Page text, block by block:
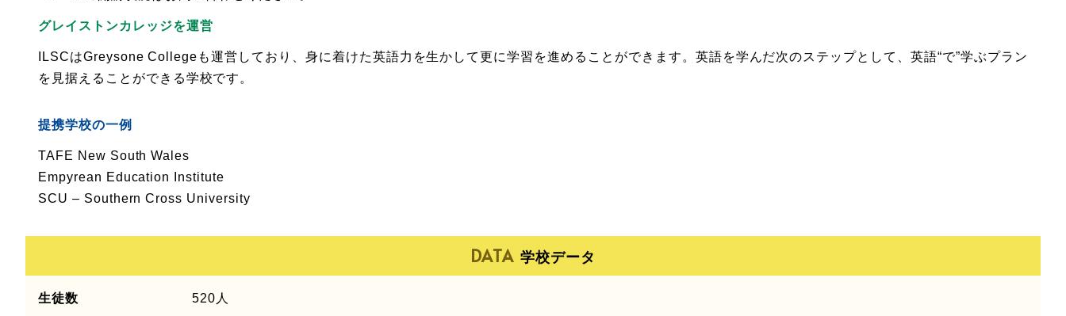
グレイストンカレッジを運営
ILSCはGreysone Collegeも運営しており、身に着けた英語力を生かして更に学習を進めることができます。英語を学んだ次のステップとして、英語“で”学ぶプラン
を見据えることができる学校です。
提携学校の一例
TAFE New South Wales
Empyrean Education Institute
SCU – Southern Cross University
DATA 学校データ
生徒数 520人